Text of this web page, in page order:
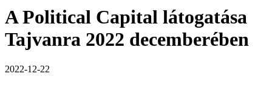
A Political Capital látogatása
Tajvanra 2022 decemberében
2022-12-22